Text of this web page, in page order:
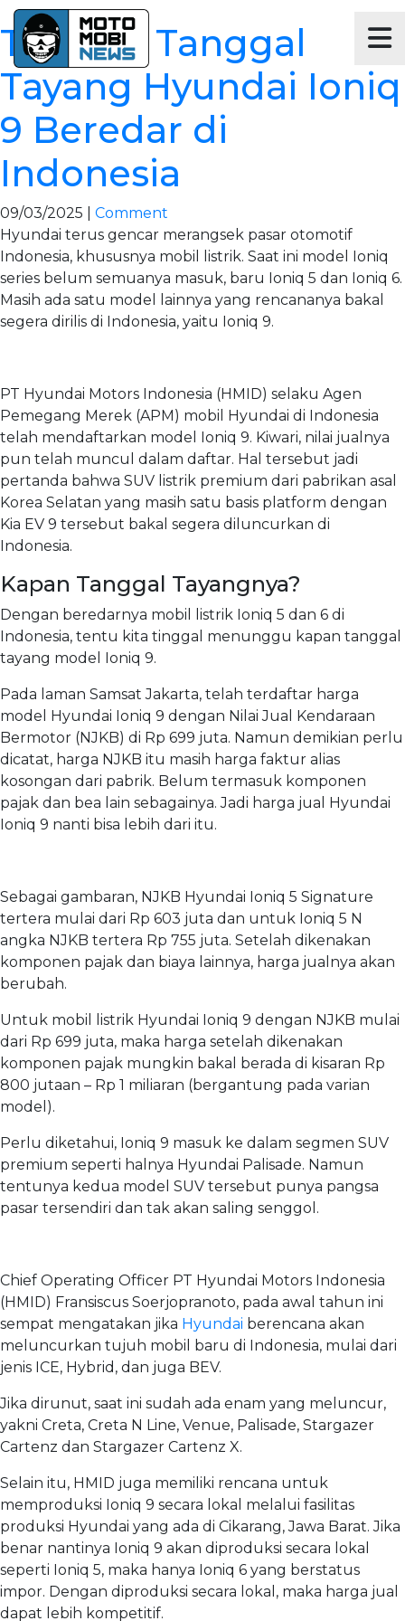
Tunggu Tanggal
Tayang Hyundai Ioniq
9 Beredar di
Indonesia
09/03/2025 | Comment
Hyundai terus gencar merangsek pasar otomotif
Indonesia, khususnya mobil listrik. Saat ini model Ioniq
series belum semuanya masuk, baru Ioniq 5 dan Ioniq 6.
Masih ada satu model lainnya yang rencananya bakal
segera dirilis di Indonesia, yaitu Ioniq 9.
PT Hyundai Motors Indonesia (HMID) selaku Agen
Pemegang Merek (APM) mobil Hyundai di Indonesia
telah mendaftarkan model Ioniq 9. Kiwari, nilai jualnya
pun telah muncul dalam daftar. Hal tersebut jadi
pertanda bahwa SUV listrik premium dari pabrikan asal
Korea Selatan yang masih satu basis platform dengan
Kia EV 9 tersebut bakal segera diluncurkan di
Indonesia.
Kapan Tanggal Tayangnya?
Dengan beredarnya mobil listrik Ioniq 5 dan 6 di
Indonesia, tentu kita tinggal menunggu kapan tanggal
tayang model Ioniq 9.
Pada laman Samsat Jakarta, telah terdaftar harga
model Hyundai Ioniq 9 dengan Nilai Jual Kendaraan
Bermotor (NJKB) di Rp 699 juta. Namun demikian perlu
dicatat, harga NJKB itu masih harga faktur alias
kosongan dari pabrik. Belum termasuk komponen
pajak dan bea lain sebagainya. Jadi harga jual Hyundai
Ioniq 9 nanti bisa lebih dari itu.
Sebagai gambaran, NJKB Hyundai Ioniq 5 Signature
tertera mulai dari Rp 603 juta dan untuk Ioniq 5 N
angka NJKB tertera Rp 755 juta. Setelah dikenakan
komponen pajak dan biaya lainnya, harga jualnya akan
berubah.
Untuk mobil listrik Hyundai Ioniq 9 dengan NJKB mulai
dari Rp 699 juta, maka harga setelah dikenakan
komponen pajak mungkin bakal berada di kisaran Rp
800 jutaan – Rp 1 miliaran (bergantung pada varian
model).
Perlu diketahui, Ioniq 9 masuk ke dalam segmen SUV
premium seperti halnya Hyundai Palisade. Namun
tentunya kedua model SUV tersebut punya pangsa
pasar tersendiri dan tak akan saling senggol.
Chief Operating Officer PT Hyundai Motors Indonesia
(HMID) Fransiscus Soerjopranoto, pada awal tahun ini
sempat mengatakan jika Hyundai berencana akan
meluncurkan tujuh mobil baru di Indonesia, mulai dari
jenis ICE, Hybrid, dan juga BEV.
Jika dirunut, saat ini sudah ada enam yang meluncur,
yakni Creta, Creta N Line, Venue, Palisade, Stargazer
Cartenz dan Stargazer Cartenz X.
Selain itu, HMID juga memiliki rencana untuk
memproduksi Ioniq 9 secara lokal melalui fasilitas
produksi Hyundai yang ada di Cikarang, Jawa Barat. Jika
benar nantinya Ioniq 9 akan diproduksi secara lokal
seperti Ioniq 5, maka hanya Ioniq 6 yang berstatus
impor. Dengan diproduksi secara lokal, maka harga jual
dapat lebih kompetitif.